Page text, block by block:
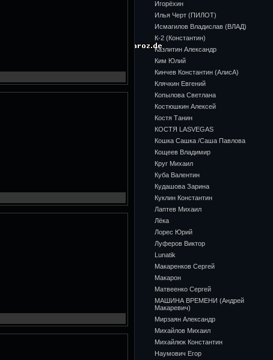
Игорёхин
Илья Черт (ПИЛОТ)
Исмагилов Владислав (ВЛАД)
К-2 (Константин)
Казлитин Александр
Ким Юлий
Кинчев Константин (АлисА)
Клячкин Евгений
Копылова Светлана
Костюшкин Алексей
Костя Танин
КОСТЯ LASVEGAS
Кошка Сашка /Саша Павлова
Кощеев Владимир
Круг Михаил
Куба Валентин
Кудашова Зарина
Куклин Константин
Лаптев Михаил
Лёка
Лорес Юрий
Луферов Виктор
Lunatik
Макаренков Сергей
Макарон
Матвеенко Сергей
МАШИНА ВРЕМЕНИ (Андрей
Макаревич)
Мирзаян Александр
Михайлов Михаил
Михайлюк Константин
Наумович Егор